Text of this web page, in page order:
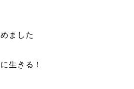
ました
生きる！